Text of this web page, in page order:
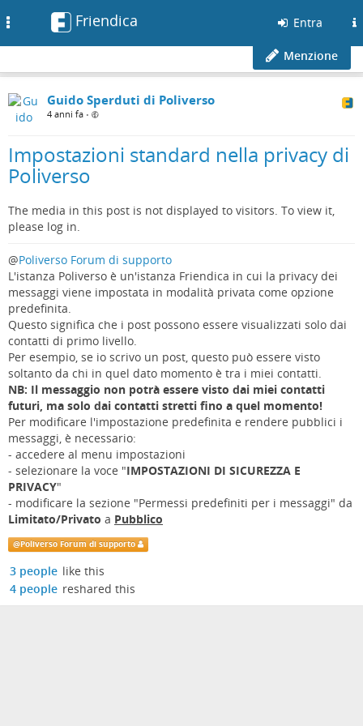
Friendica Entra
Menzione
Guido Sperduti di Poliverso
4 anni fa •
Impostazioni standard nella privacy di
Poliverso
The media in this post is not displayed to visitors. To view it,
please log in.
@Poliverso Forum di supporto
L'istanza Poliverso è un'istanza Friendica in cui la privacy dei
messaggi viene impostata in modalità privata come opzione
predefinita.
Questo significa che i post possono essere visualizzati solo dai
contatti di primo livello.
Per esempio, se io scrivo un post, questo può essere visto
soltanto da chi in quel dato momento è tra i miei contatti.
NB: Il messaggio non potrà essere visto dai miei contatti
futuri, ma solo dai contatti stretti fino a quel momento!
Per modificare l'impostazione predefinita e rendere pubblici i
messaggi, è necessario:
- accedere al menu impostazioni
- selezionare la voce "IMPOSTAZIONI DI SICUREZZA E
PRIVACY"
- modificare la sezione "Permessi predefiniti per i messaggi" da
Limitato/Privato a Pubblico
@Poliverso Forum di supporto
3 people like this
4 people reshared this